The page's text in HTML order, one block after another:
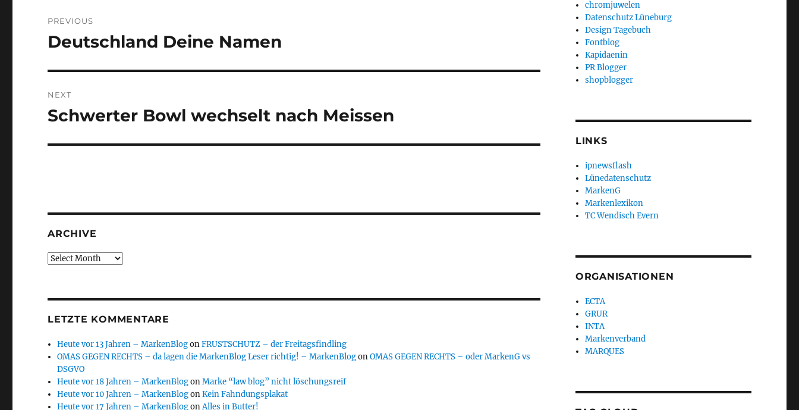
navigation
PREVIOUS
Previous
Deutschland Deine Namen
NEXT
Next
Schwerter Bowl wechselt nach Meissen
ARCHIVE
Archive
LETZTE KOMMENTARE
Heute vor 13 Jahren – MarkenBlogonFRUSTSCHUTZ – der Freitagsfindling
OMAS GEGEN RECHTS – da lagen die MarkenBlog Leser richtig! – MarkenBlogonOMAS GEGEN RECHTS – oder MarkenG vs
DSGVO
Heute vor 18 Jahren – MarkenBlogonMarke “law blog” nicht löschungsreif
Heute vor 10 Jahren – MarkenBlogonKein Fahndungsplakat
Heute vor 17 Jahren – MarkenBlogonAlles in Butter!
chromjuwelen
Datenschutz Lüneburg
Design Tagebuch
Fontblog
Kapidaenin
PR Blogger
shopblogger
LINKS
ipnewsflash
Lünedatenschutz
MarkenG
Markenlexikon
TC Wendisch Evern
ORGANISATIONEN
ECTA
GRUR
INTA
Markenverband
MARQUES